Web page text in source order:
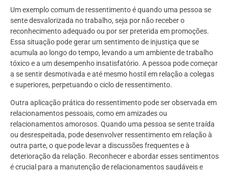
Um exemplo comum de ressentimento é quando uma pessoa se
sente desvalorizada no trabalho, seja por não receber o
reconhecimento adequado ou por ser preterida em promoções.
Essa situação pode gerar um sentimento de injustiça que se
acumula ao longo do tempo, levando a um ambiente de trabalho
tóxico e a um desempenho insatisfatório. A pessoa pode começar
a se sentir desmotivada e até mesmo hostil em relação a colegas
e superiores, perpetuando o ciclo de ressentimento.
Outra aplicação prática do ressentimento pode ser observada em
relacionamentos pessoais, como em amizades ou
relacionamentos amorosos. Quando uma pessoa se sente traída
ou desrespeitada, pode desenvolver ressentimento em relação à
outra parte, o que pode levar a discussões frequentes e à
deterioração da relação. Reconhecer e abordar esses sentimentos
é crucial para a manutenção de relacionamentos saudáveis e